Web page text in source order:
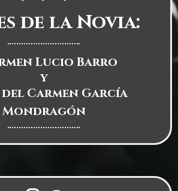
de la Novia:
Lucio Barro
y
Carmen García
Mondragón